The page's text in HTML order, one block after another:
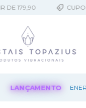
CUPOM
LANÇAMENTO